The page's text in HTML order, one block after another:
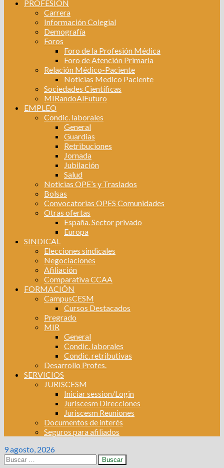
PROFESIÓN
Carrera
Información Colegial
Demografía
Foros
Foro de la Profesión Médica
Foro de Atención Primaria
Relación Médico-Paciente
Noticias Medico Paciente
Sociedades Científicas
MIRandoAlFuturo
EMPLEO
Condic. laborales
General
Guardias
Retribuciones
Jornada
Jubilación
Salud
Noticias OPE’s y Traslados
Bolsas
Convocatorias OPES Comunidades
Otras ofertas
España. Sector privado
Europa
SINDICAL
Elecciones sindicales
Negociaciones
Afiliación
Comparativa CCAA
FORMACIÓN
CampusCESM
Cursos Destacados
Pregrado
MIR
General
Condic. laborales
Condic. retributivas
Desarrollo Profes.
SERVICIOS
JURISCESM
Iniciar session/Login
Juriscesm Direcciones
Juriscesm Reuniones
Documentos de interés
Seguros para afiliados
9 agosto, 2026
Buscar: